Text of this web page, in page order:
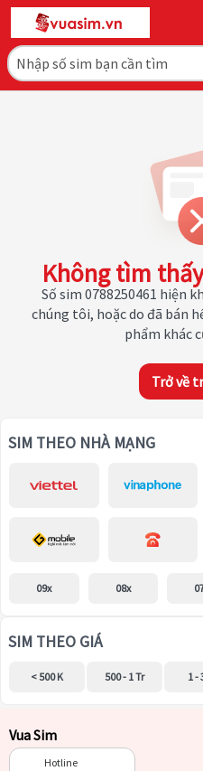
Không tìm
Số sim 0788250461 hiện
chúng tôi, hoặc do đã bán
phẩm khác
Trở về
SIM THEO NHÀ MẠNG
09x 08x
SIM THEO GIÁ
< 500 K 500 - 1 Tr 1 -
Vua Sim
Hotline